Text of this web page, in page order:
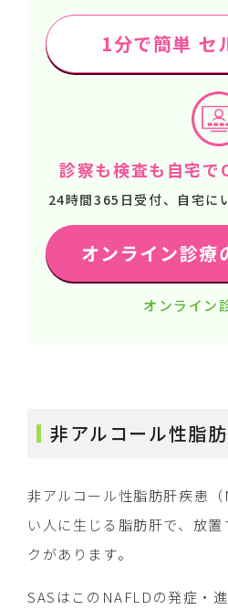
1分で簡単 セ
診察も検査も自宅
24時間365日受付、自宅に
オンライン診療
オンライン
非アルコール性脂
非アルコール性脂肪肝疾患
い人に生じる脂肪肝で、放
クがあります。
SASはこのNAFLDの発症・